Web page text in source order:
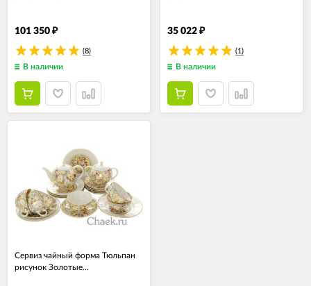
101 350 ₽
(8)
В наличии
35 022₽
(1)
В наличии
Сервиз чайный форма Тюльпан
рисунок Золотые...